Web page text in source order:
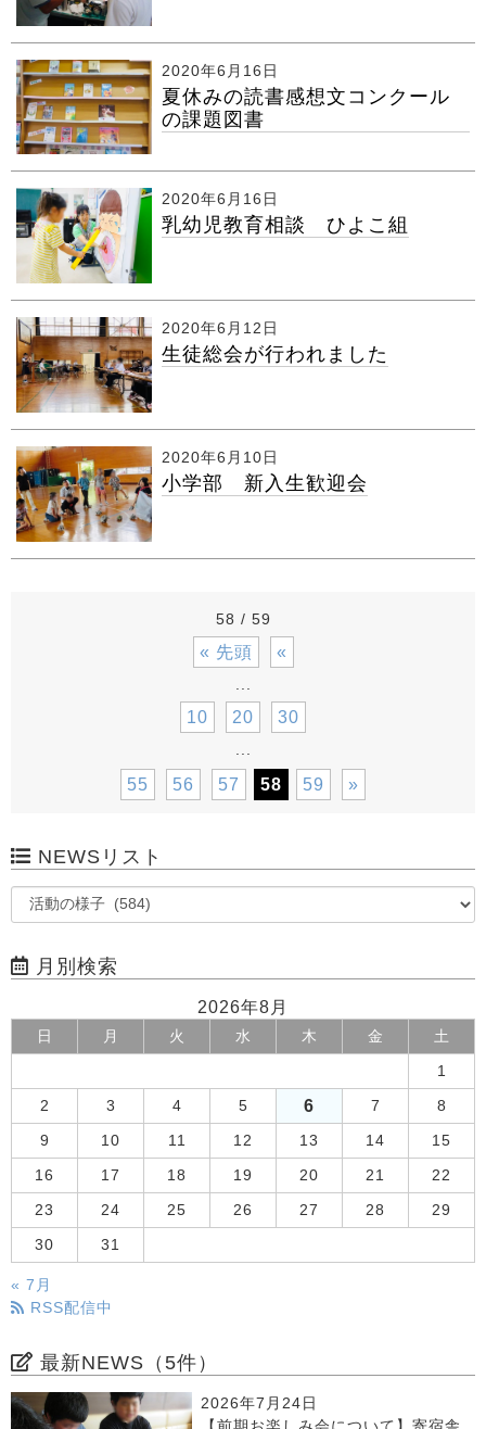
2020年6月16日
夏休みの読書感想文コンクール
の課題図書
2020年6月16日
乳幼児教育相談 ひよこ組
2020年6月12日
生徒総会が行われました
2020年6月10日
小学部 新入生歓迎会
58 / 59
« 先頭 «
10 20 30
55 56 57 58 59 »
NEWSリスト
月別検索
2026年8月
日 月 火 水 木 金 土
1
2 3 4 5 6 7 8
9 10 11 12 13 14 15
16 17 18 19 20 21 22
23 24 25 26 27 28 29
30 31
« 7月
RSS配信中
最新NEWS（5件）
2026年7月24日